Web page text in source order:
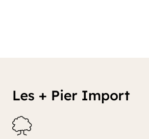
Les + Pier Import